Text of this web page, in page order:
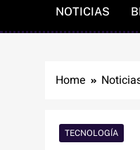
NOTICIAS
Home
TECNOLOGÍA